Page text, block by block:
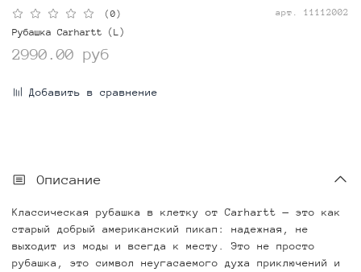
(0) арт. 11112002
Рубашка Carhartt (L)
2990.00 руб
Добавить в сравнение
Описание
Классическая рубашка в клетку от Carhartt — это как
старый добрый американский пикап: надежная, не
выходит из моды и всегда к месту. Это не просто
рубашка, это символ неугасаемого духа приключений и